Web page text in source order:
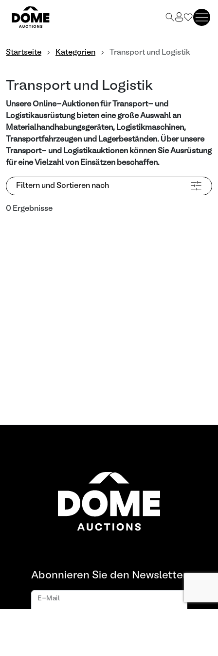
Startseite Kategorien Transport und Logistik
Transport und Logistik
Unsere Online-Auktionen für Transport- und
Logistikausrüstung bieten eine große Auswahl an
Materialhandhabungsgeräten, Logistikmaschinen,
Transportfahrzeugen und Lagerbeständen. Über unsere
Transport- und Logistikauktionen können Sie Ausrüstung
für eine Vielzahl von Einsätzen beschaffen.
Filtern und Sortieren nach
0 Ergebnisse
Abonnieren Sie den Newsletter
E-Mail